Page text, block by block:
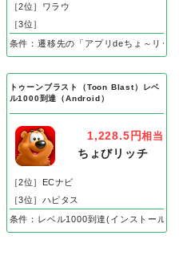
達で成果
［2位］ワラウ
［3位］
条件：遷移先の「アプリdeちょ～リッ
トゥーンブラスト（Toon Blast）レベ
ル1000到達（Android）
1,228.5円相当
ちょびリッチ
［2位］ECナビ
［3位］ハピタス
条件：レベル1000到達(インストール後